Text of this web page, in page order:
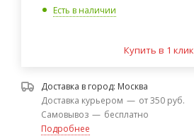
Есть в наличии
Купить в 1 клик
Доставка в город: Москва
Доставка курьером — от 350 руб.
Самовывоз — бесплатно
Подробнее